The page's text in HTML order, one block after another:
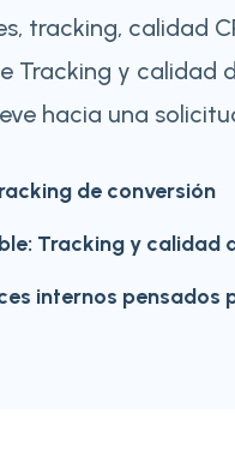
tracking, calidad
Tracking y calidad
hacia una
de conversión
Tracking y calidad
internos pensados